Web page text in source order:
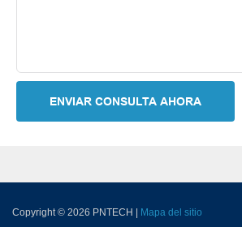
ENVIAR CONSULTA AHORA
Copyright © 2026 PNTECH | Mapa del sitio